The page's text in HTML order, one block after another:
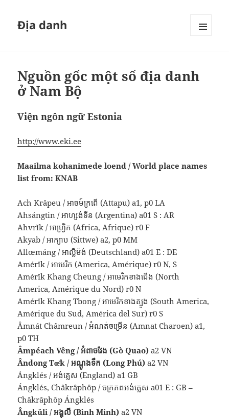
Địa danh
Nguồn gốc một số địa danh
ở Nam Bộ
Viện ngôn ngữ Estonia
http://www.eki.ee
Maailma kohanimede loend / World place names
list from: KNAB
Ach Krâpeu / អាចម៍ក្រពើ (Attapu) a1, p0 LA
Ahsángtin / អាហ្សង់ទីន (Argentina) a01 S : AR
Ahvrĭk / អាហ្វ្រិក (Africa, Afrique) r0 F
Akyab / អាក្យាប (Sittwe) a2, p0 MM
Allœmáng / អាល្លឺម៉ង់ (Deutschland) a01 E : DE
Amérĭk / អាមេរិក (America, Amérique) r0 N, S
Amérĭk Khang Cheung / អាមេរិកខាងជើង (North
America, Amérique du Nord) r0 N
Amérĭk Khang Tbong / អាមេរិកខាងត្បូង (South America,
Amérique du Sud, América del Sur) r0 S
Âmnát Châmreun / អំណត់ចម្រើន (Amnat Charoen) a1,
p0 TH
Âmpéach Vêng / អំពាចវែង (Gò Quao) a2 VN
Ândong Tœ̆k / អណ្ដូងទឹក (Long Phú) a2 VN
Ángklés / អង់គ្លេស (England) a1 GB
Ángklés, Châkrâphôp / ចក្រភពអង់គ្លេស a01 E : GB –
Châkrâphôp Ángklés
Ângkŭli / អង្គុលី (Bình Minh) a2 VN